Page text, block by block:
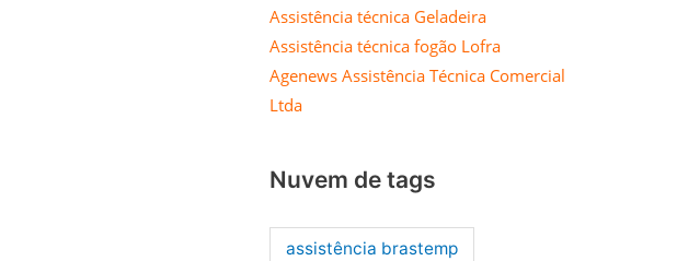
Assistência técnica Geladeira
Assistência técnica fogão Lofra
Agenews Assistência Técnica Comercial
Ltda
Nuvem de tags
assistência brastemp